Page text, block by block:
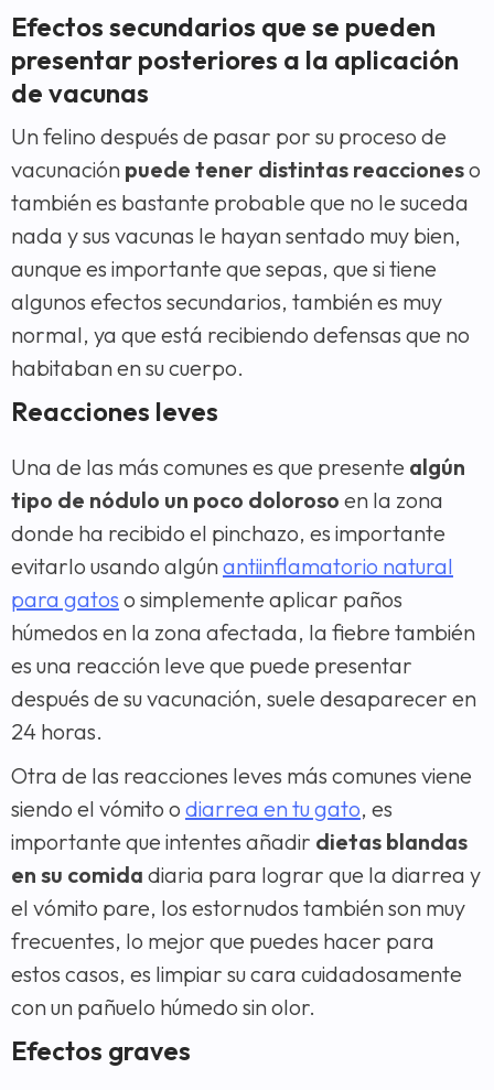
Efectos secundarios que se pueden
presentar posteriores a la aplicación
de vacunas
Un felino después de pasar por su proceso de
vacunación puede tener distintas reaccioneso
también es bastante probable que no le suceda
nada y sus vacunas le hayan sentado muy bien,
aunque es importante que sepas, que si tiene
algunos efectos secundarios, también es muy
normal, ya que está recibiendo defensas que no
habitaban en su cuerpo.
Reacciones leves
Una de las más comunes es que presente algún
tipo de nódulo un poco doloroso en la zona
donde ha recibido el pinchazo, es importante
evitarlo usando algúnantiinflamatorio natural
para gatos o simplemente aplicar paños
húmedos en la zona afectada, la fiebre también
es una reacción leve que puede presentar
después de su vacunación, suele desaparecer en
24 horas.
Otra de las reacciones leves más comunes viene
siendo el vómito o diarrea en tu gato, es
importante que intentes añadir dietas blandas
en su comida diaria para lograr que la diarrea y
el vómito pare, los estornudos también son muy
frecuentes, lo mejor que puedes hacer para
estos casos, es limpiar su cara cuidadosamente
con un pañuelo húmedo sin olor.
Efectos graves